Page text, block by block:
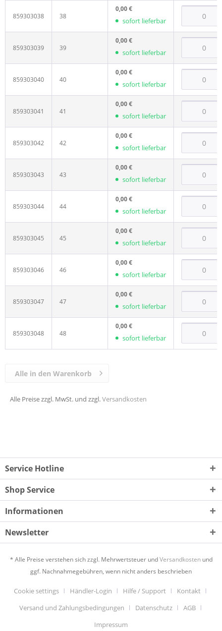
859303038 38
0,00 €
sofort lieferbar
859303039 39
0,00 €
sofort lieferbar
859303040 40
0,00 €
sofort lieferbar
859303041 41
0,00 €
sofort lieferbar
859303042 42
0,00 €
sofort lieferbar
859303043 43
0,00 €
sofort lieferbar
859303044 44
0,00 €
sofort lieferbar
859303045 45
0,00 €
sofort lieferbar
859303046 46
0,00 €
sofort lieferbar
859303047 47
0,00 €
sofort lieferbar
859303048 48
0,00 €
sofort lieferbar
Alle Preise zzgl. MwSt. und zzgl.Versandkosten
Alle in den Warenkorb
Service Hotline
Shop Service
Informationen
Newsletter
* Alle Preise verstehen sich zzgl. Mehrwertsteuer undVersandkostenund
ggf. Nachnahmegebühren, wenn nicht anders beschrieben
Cookie settings Händler-Login Hilfe / Support
Kontakt
Versand und Zahlungsbedingungen
Datenschutz
AGB
Impressum